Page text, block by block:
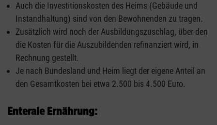
Auch die Investitionskosten des Heims (Gebäude und
Instandhaltung) sind von den Bewohnenden zu tragen.
Zusätzlich wird noch der Ausbildungszuschlag, über den
die Kosten für die Auszubildenden refinanziert wird, in
Rechnung gestellt.
Je nach Bundesland und Heim liegt der eigene Anteil an
den Gesamtkosten bei etwa 2.500 bis 4.500 Euro.
Enterale Ernährung: